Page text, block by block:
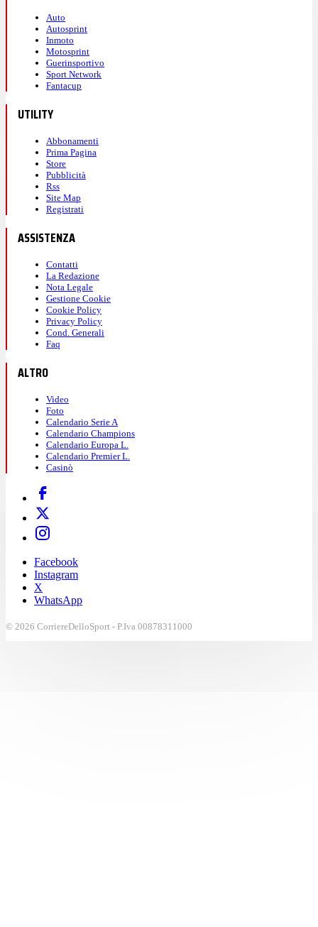
Auto
Autosprint
Inmoto
Motosprint
Guerinsportivo
Sport Network
Fantacup
UTILITY
Abbonamenti
Prima Pagina
Store
Pubblicità
Rss
Site Map
Registrati
ASSISTENZA
Contatti
La Redazione
Nota Legale
Gestione Cookie
Cookie Policy
Privacy Policy
Cond. Generali
Faq
ALTRO
Video
Foto
Calendario Serie A
Calendario Champions
Calendario Europa L.
Calendario Premier L.
Casinò
Facebook
Instagram
X
WhatsApp
© 2026 CorriereDelloSport - P.Iva 00878311000